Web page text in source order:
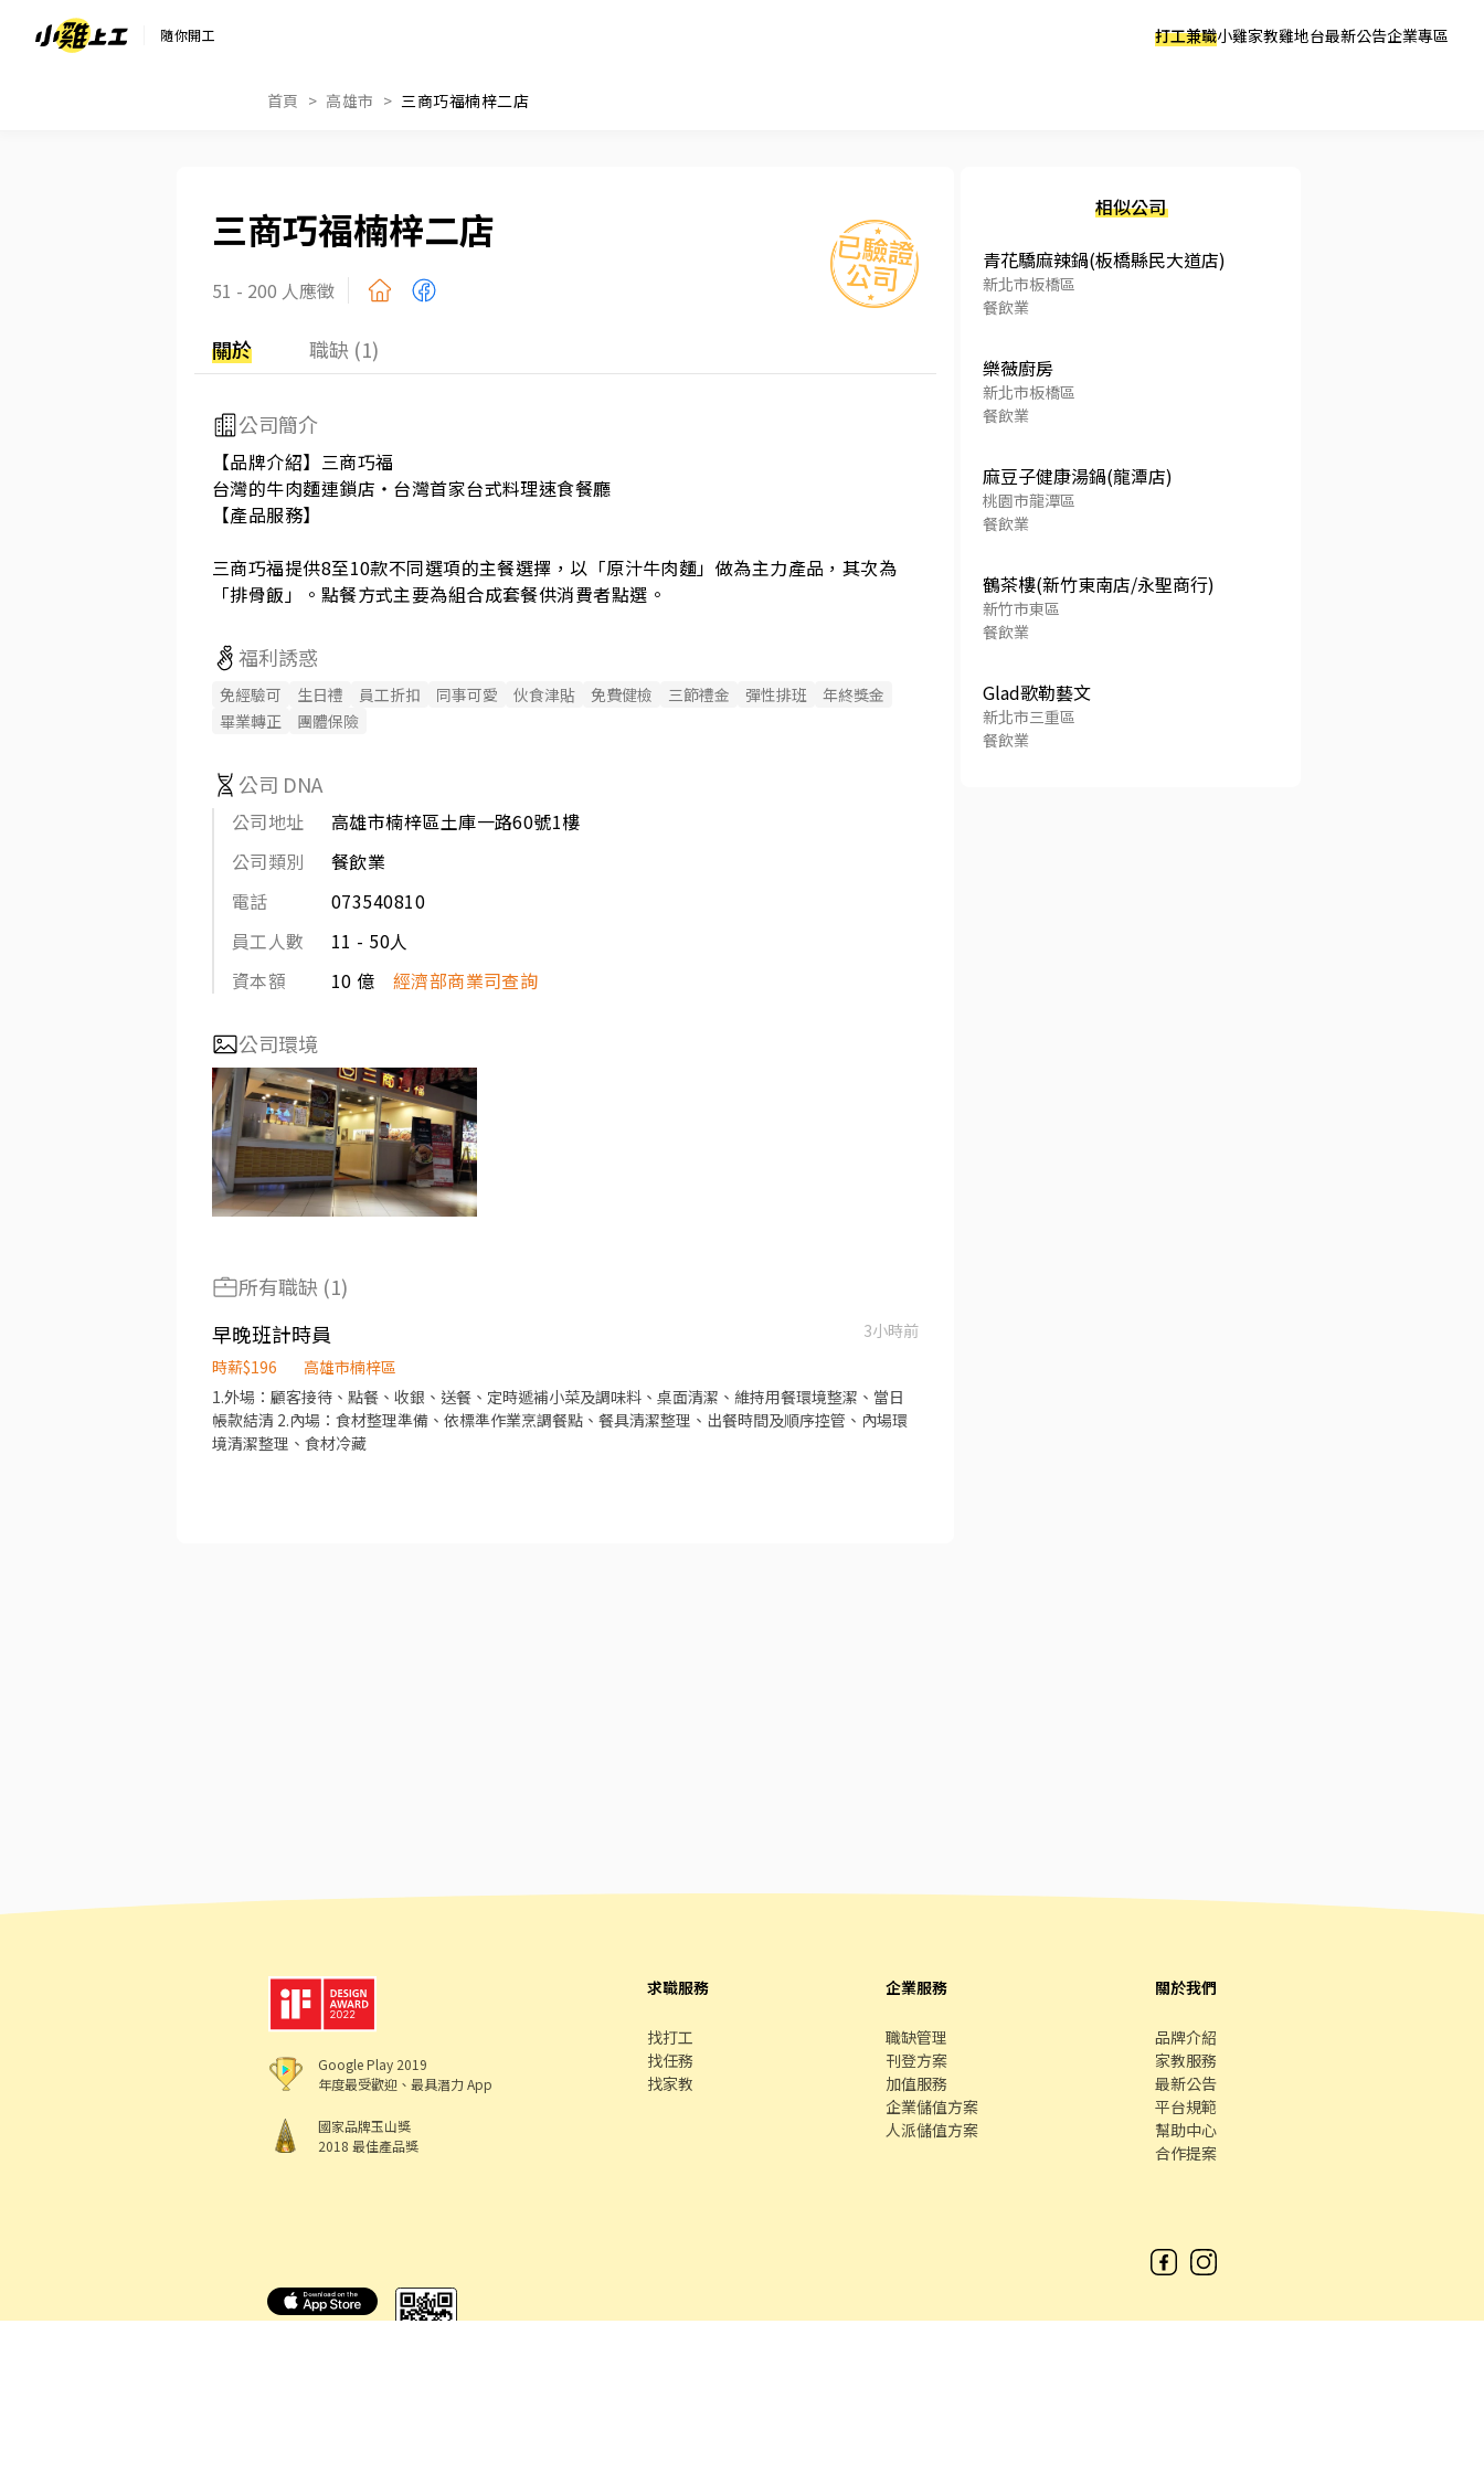
隨你開工 打工兼職小雞家教雞地台最新公告企業專區
首頁 高雄市 三商巧福楠梓二店
三商巧福楠梓二店
51 - 200 人應徵
關於 職缺 (1)
公司簡介
【品牌介紹】三商巧福
台灣的牛肉麵連鎖店・台灣首家台式料理速食餐廳
【產品服務】
三商巧福提供8至10款不同選項的主餐選擇，以「原汁牛肉麵」做為主力產品，其次為
「排骨飯」。點餐方式主要為組合成套餐供消費者點選。
福利誘惑
免經驗可 生日禮 員工折扣 同事可愛 伙食津貼 免費健檢 三節禮金 彈性排班
年終獎金
畢業轉正
團體保險
公司 DNA
公司地址
高雄市楠梓區土庫一路60號1樓
公司類別
餐飲業
電話
073540810
員工人數
11 - 50人
資本額
10 億 經濟部商業司查詢
公司環境
所有職缺 (1)
早晚班計時員
3小時前
時薪$196
高雄市楠梓區
1.外場：顧客接待、點餐、收銀、送餐、定時遞補小菜及調味料、桌面清潔、維持用餐環境整潔、當日
帳款結清 2.內場：食材整理準備、依標準作業烹調餐點、餐具清潔整理、出餐時間及順序控管、內場環
境清潔整理、食材冷藏
相似公司
青花驕麻辣鍋(板橋縣民大道店)
新北市板橋區
餐飲業
樂薇廚房
新北市板橋區
餐飲業
麻豆子健康湯鍋(龍潭店)
桃園市龍潭區
餐飲業
鶴茶樓(新竹東南店/永聖商行)
新竹市東區
餐飲業
Glad歌勒藝文
新北市三重區
餐飲業
求職服務
找打工
找任務
找家教
企業服務
職缺管理
刊登方案
加值服務
企業儲值方案
人派儲值方案
關於我們
品牌介紹
家教服務
最新公告
平台規範
幫助中心
合作提案
Google Play 2019
年度最受歡迎、最具潛力 App
國家品牌玉山獎
2018 最佳產品獎